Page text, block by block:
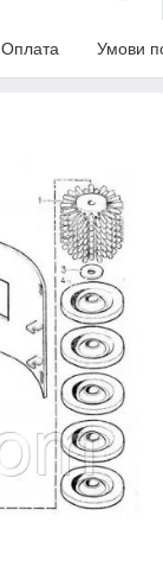
Оплата Умови